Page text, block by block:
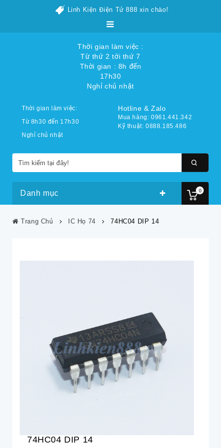
Linh Kiện Điện Tử 888 xin chào!
Thời gian làm việc :
Từ thứ 2 tới thứ 7
Thời gian : 8h đến
17h30
Nghỉ chủ nhật
0
Thời gian làm việc:
Từ 8h30 đến 17h30
Nghỉ chủ nhật
Hotline & Zalo
Mua hàng: 0961.441.342
Kỹ thuật: 0888.185.486
Danh mục
Trang Chủ IC Họ 74 74HC04 DIP 14
74HC04 DIP 14